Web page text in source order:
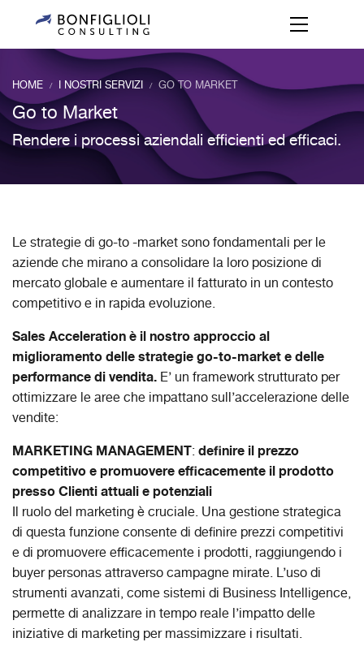
HOME / I NOSTRI SERVIZI / GO TO MARKET
Go to Market
Rendere i processi aziendali efficienti ed efficaci.
Le strategie di go-to -market sono fondamentali per le
aziende che mirano a consolidare la loro posizione di
mercato globale e aumentare il fatturato in un contesto
competitivo e in rapida evoluzione.
Sales Acceleration è il nostro approccio al
miglioramento delle strategie go-to-market e delle
performance di vendita. E’ un framework strutturato per
ottimizzare le aree che impattano sull’accelerazione delle
vendite:
MARKETING MANAGEMENT:definire il prezzo
competitivo e promuovere efficacemente il prodotto
presso Clienti attuali e potenziali
Il ruolo del marketing è cruciale. Una gestione strategica
di questa funzione consente di definire prezzi competitivi
e di promuovere efficacemente i prodotti, raggiungendo i
buyer personas attraverso campagne mirate. L’uso di
strumenti avanzati, come sistemi di Business Intelligence,
permette di analizzare in tempo reale l’impatto delle
iniziative di marketing per massimizzare i risultati.